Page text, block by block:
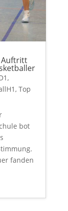
Auftritt
,
, Top
bot
fanden